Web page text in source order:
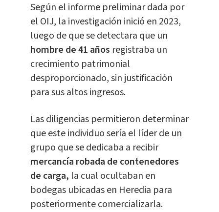
Según el informe preliminar dada por
el OIJ, la investigación inició en 2023,
luego de que se detectara que un
hombre de 41 años registraba un
crecimiento patrimonial
desproporcionado, sin justificación
para sus altos ingresos.
Las diligencias permitieron determinar
que este individuo sería el líder de un
grupo que se dedicaba a recibir
mercancía robada de contenedores
de carga, la cual ocultaban en
bodegas ubicadas en Heredia para
posteriormente comercializarla.